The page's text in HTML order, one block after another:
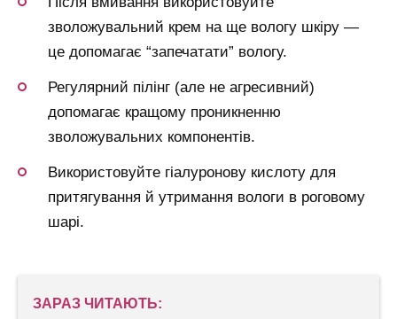
зволожувальний крем на ще вологу шкіру —
це допомагає “запечатати” вологу.
Регулярний пілінг (але не агресивний)
допомагає кращому проникненню
зволожувальних компонентів.
Використовуйте гіалуронову кислоту для
притягування й утримання вологи в роговому
шарі.
ЗАРАЗ ЧИТАЮТЬ: